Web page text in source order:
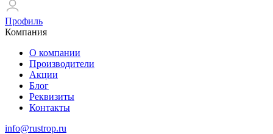
Профиль
Компания
О компании
Производители
Акции
Блог
Реквизиты
Контакты
info@rustrop.ru